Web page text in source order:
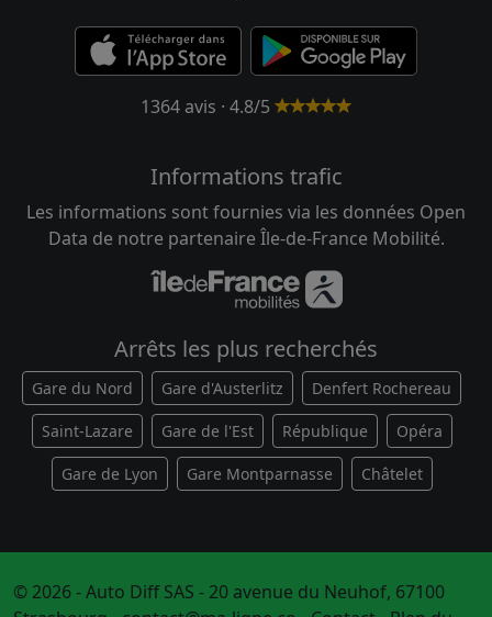
1364 avis · 4.8/5
Informations trafic
Les informations sont fournies via les données Open
Data de notre partenaire Île-de-France Mobilité.
Arrêts les plus recherchés
Gare du Nord Gare d'Austerlitz Denfert Rochereau
Saint-Lazare Gare de l'Est République Opéra
Gare de Lyon Gare Montparnasse Châtelet
© 2026 - Auto Diff SAS - 20 avenue du Neuhof, 67100